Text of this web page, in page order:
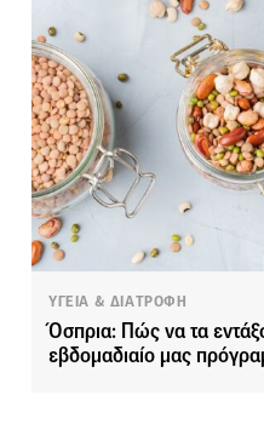
ΥΓΕΙΑ & ΔΙΑΤΡΟΦΗ
Όσπρια: Πώς να τα
εβδομαδιαίο μας